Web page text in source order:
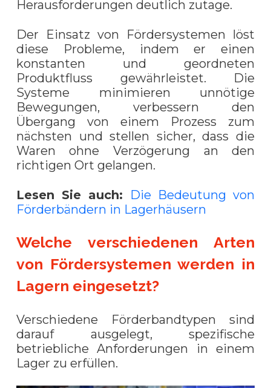
Herausforderungen deutlich zutage.
Der Einsatz von Fördersystemen löst
diese Probleme, indem er einen
konstanten und geordneten
Produktfluss gewährleistet. Die
Systeme minimieren unnötige
Bewegungen, verbessern den
Übergang von einem Prozess zum
nächsten und stellen sicher, dass die
Waren ohne Verzögerung an den
richtigen Ort gelangen.
Lesen Sie auch:
Die Bedeutung von
Förderbändern in Lagerhäusern
Welche verschiedenen Arten
von Fördersystemen werden in
Lagern eingesetzt?
Verschiedene Förderbandtypen sind
darauf ausgelegt, spezifische
betriebliche Anforderungen in einem
Lager zu erfüllen.